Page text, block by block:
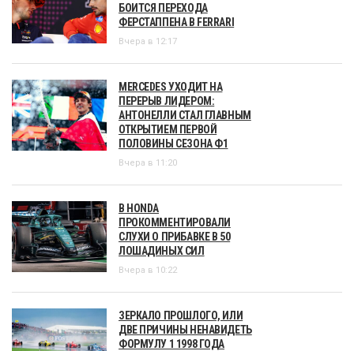
БОИТСЯ ПЕРЕХОДА
ФЕРСТАППЕНА В FERRARI
Вчера в 12:17
MERCEDES УХОДИТ НА
ПЕРЕРЫВ ЛИДЕРОМ:
АНТОНЕЛЛИ СТАЛ ГЛАВНЫМ
ОТКРЫТИЕМ ПЕРВОЙ
ПОЛОВИНЫ СЕЗОНА Ф1
Вчера в 11:20
В HONDA
ПРОКОММЕНТИРОВАЛИ
СЛУХИ О ПРИБАВКЕ В 50
ЛОШАДИНЫХ СИЛ
Вчера в 10:22
ЗЕРКАЛО ПРОШЛОГО, ИЛИ
ДВЕ ПРИЧИНЫ НЕНАВИДЕТЬ
ФОРМУЛУ 1 1998 ГОДА